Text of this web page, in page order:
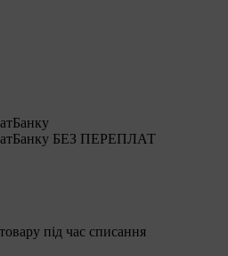
БЕЗ ПЕРЕПЛАТ
під час списання